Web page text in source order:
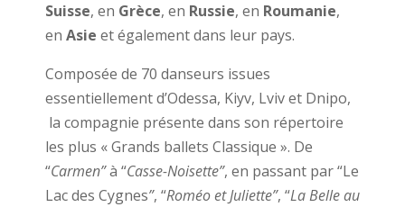
Suisse, en Grèce, en Russie, en Roumanie,
en Asie et également dans leur pays.
Composée de 70 danseurs issues
essentiellement d’Odessa, Kiyv, Lviv et Dnipo,
la compagnie présente dans son répertoire
les plus « Grands ballets Classique ». De
“Carmen”à “Casse-Noisette”, en passant par “Le
Lac des Cygnes”, “Roméo et Juliette”, “La Belle au